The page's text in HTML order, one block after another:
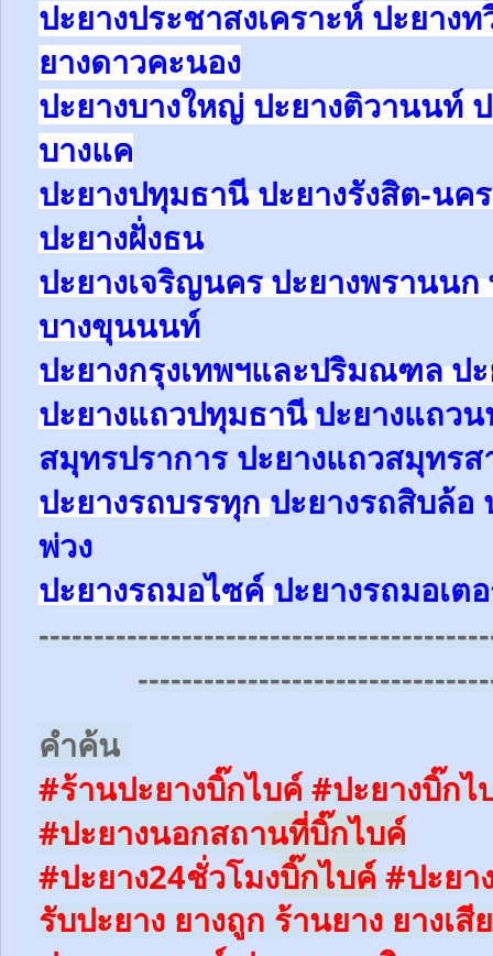
ปะยางประชาสงเคราะห์ ปะยาง
ยางดาวคะนอง
ปะยางบางใหญ่ ปะยางติวานนท์
บางแค
ปะยางปทุมธานี ปะยางรังสิต-นค
ปะยางฝั่งธน
ปะยางเจริญนคร ปะยางพรานนก
บางขุนนนท์
ปะยางกรุงเทพฯและปริมณฑล ป
ปะยางแถวปทุมธานีปะยางแถวน
สมุทรปราการ ปะยางแถวสมุทรส
ปะยางรถบรรทุกปะยางรถสิบล้อ
พ่วง
ปะยางรถมอไซค์ปะยางรถมอเต
คำค้น
#ร้านปะยางบิ๊กไบค์ #ปะยางบิ๊กไ
#ปะยางนอกสถานที่บิ๊กไบค์
#ปะยาง24ชั่วโมงบิ๊กไบค์ #ปะยา
รับปะยาง ยางถูก ร้านยาง ยางเสีย